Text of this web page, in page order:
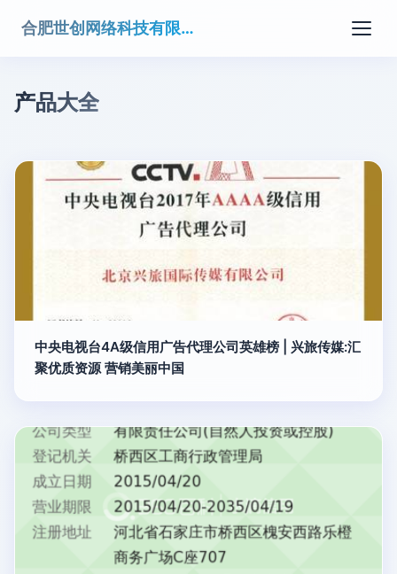
合肥世创网络科技有限公司
产品大全
中央电视台4A级信用广告代理公司英雄榜 | 兴旅传媒:汇
聚优质资源 营销美丽中国